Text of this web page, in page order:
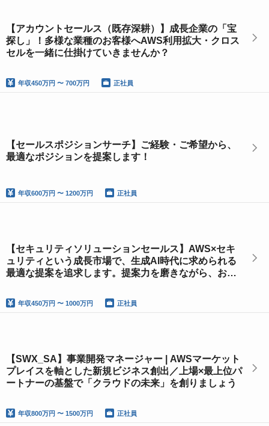
【アカウントセールス（既存深耕）】成長企業の「宝
探し」！多様な業種のお客様へAWS利用拡大・クロス
セルを一緒に仕掛けていきませんか？
年収450万円 〜 700万円 正社員
【セールスポジションサーチ】ご経験・ご希望から、
最適なポジションを提案します！
年収600万円 〜 1200万円 正社員
【セキュリティソリューションセールス】AWS×セキ
ュリティという成長市場で、生成AI時代に求められる
最適な提案を追求します。提案力を磨きながら、お客
年収450万円 〜 1000万円 正社員
【SWX_SA】事業開発マネージャー | AWSマーケット
プレイスを軸とした新規ビジネス創出／上場×最上位パ
ートナーの基盤で「クラウドの未来」を創りましょう
年収800万円 〜 1500万円 正社員